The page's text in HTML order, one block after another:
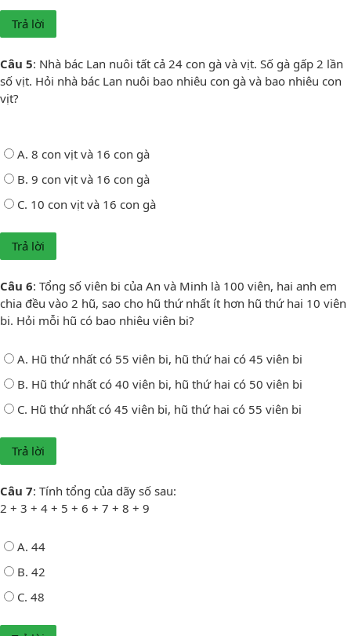
Câu 5: Nhà bác Lan nuôi tất cả 24 con gà và vịt. Số gà gấp 2 lần
số vịt. Hỏi nhà bác Lan nuôi bao nhiêu con gà và bao nhiêu con
vịt?
A. 8 con vịt và 16 con gà
B. 9 con vịt và 16 con gà
C. 10 con vịt và 16 con gà
Câu 6: Tổng số viên bi của An và Minh là 100 viên, hai anh em
chia đều vào 2 hũ, sao cho hũ thứ nhất ít hơn hũ thứ hai 10 viên
bi. Hỏi mỗi hũ có bao nhiêu viên bi?
A. Hũ thứ nhất có 55 viên bi, hũ thứ hai có 45 viên bi
B. Hũ thứ nhất có 40 viên bi, hũ thứ hai có 50 viên bi
C. Hũ thứ nhất có 45 viên bi, hũ thứ hai có 55 viên bi
Câu 7: Tính tổng của dãy số sau:
2 + 3 + 4 + 5 + 6 + 7 + 8 + 9
A. 44
B. 42
C. 48